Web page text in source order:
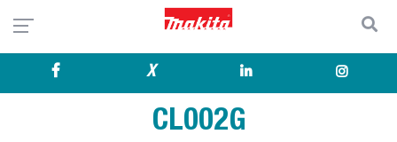
X
CL002G